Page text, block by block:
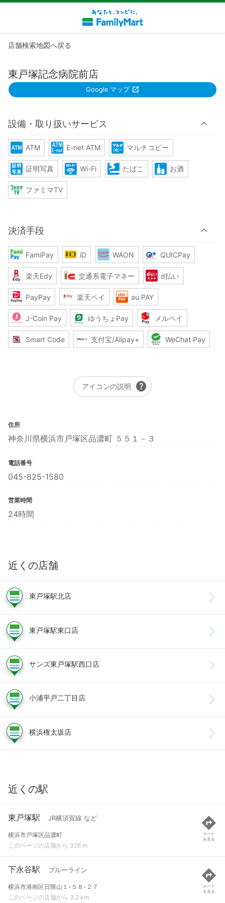
店舗検索地図へ戻る
東戸塚記念病院前店
Google マップ
設備・取り扱いサービス
ATM E-net ATM マルチコピー
証明写真 Wi-Fi たばこ お酒
ファミマTV
決済手段
FamiPay iD WAON QUICPay
楽天Edy 交通系電子マネー d払い
PayPay 楽天ペイ au PAY
J-Coin Pay ゆうちょPay メルペイ
Smart Code 支付宝/Alipay+ WeChat Pay
アイコンの説明 help
住所
神奈川県横浜市戸塚区品濃町 ５５１－３
電話番号
045-825-1580
営業時間
24時間
近くの店舗
東戸塚駅北店
東戸塚駅東口店
サンズ東戸塚駅西口店
小浦平戸二丁目店
横浜権太坂店
近くの駅
東戸塚駅 JR横須賀線 など
横浜市戸塚区品濃町
このページの店舗から 326 m
ルート
を見る
下永谷駅 ブルーライン
横浜市港南区日限山１-５８-２７
このページの店舗から 3.2 km
ルート
を見る